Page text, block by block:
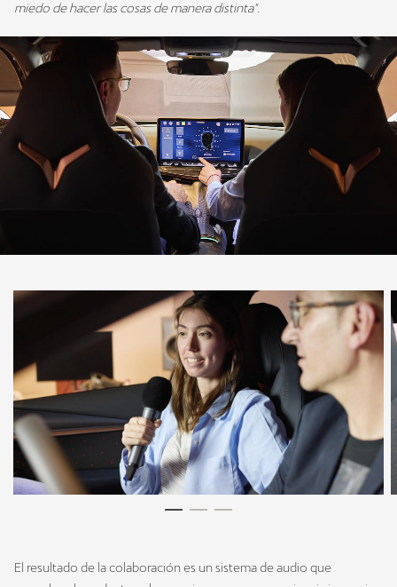
miedo de hacer las cosas de manera distinta".
El resultado de la colaboración es un sistema de audio que